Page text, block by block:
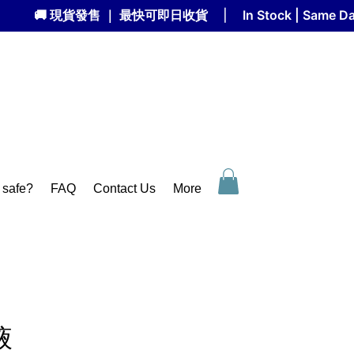
🚚 現貨發售 ｜ 最快可即日收貨 | In Stock |
safe? FAQ Contact Us More